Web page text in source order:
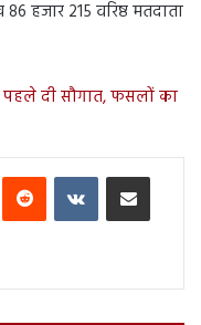
हजार 215 वरिष्ठ मतदाता
दी सौगात, फसलों का
Reddit VKontakteShare via Email